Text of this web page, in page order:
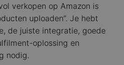
verkopen op Amazon is
uploaden”. Je hebt
de juiste integratie, goede
oplossing en
nodig.